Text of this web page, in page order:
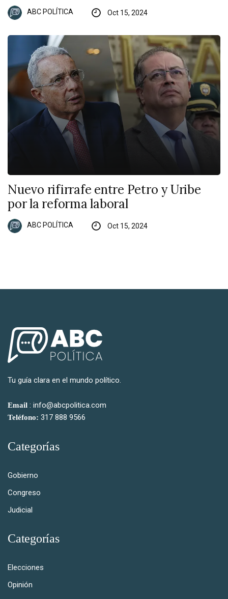
ABC POLÍTICA Oct 15, 2024
Nuevo rifirrafe entre Petro y Uribe
por la reforma laboral
ABC POLÍTICA Oct 15, 2024
Tu guía clara en el mundo político.
Email : info@abcpolitica.com
Teléfono: 317 888 9566
Categorías
Gobierno
Congreso
Judicial
Categorías
Elecciones
Opinión